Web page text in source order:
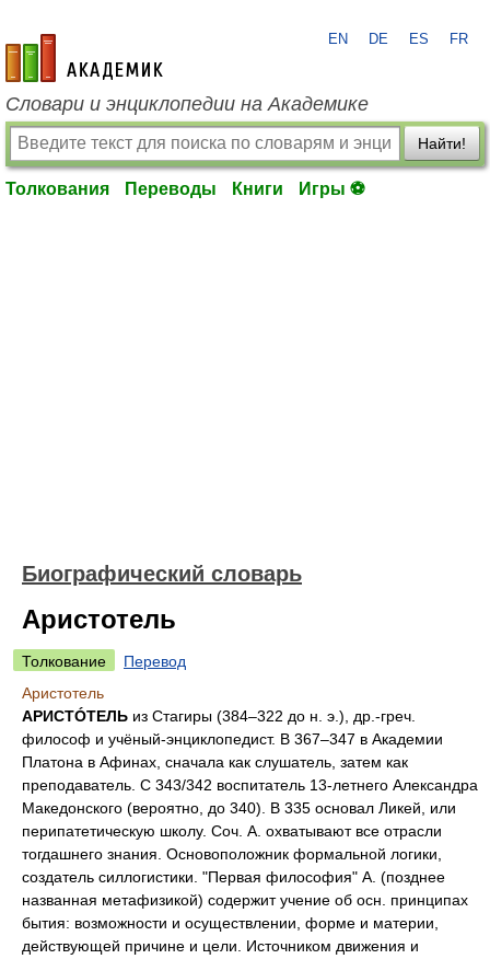
academic.ru
EN DE ES FR
Словари и энциклопедии на Академике
Найти!
Толкования Переводы Книги Игры ⚽
Биографический словарь
Аристотель
Толкование
Перевод
Аристотель
АРИСТÓТЕЛЬ из Стагиры (384–322 до н. э.), др.-греч.
философ и учёный-энциклопедист. В 367–347 в Академии
Платона в Афинах, сначала как слушатель, затем как
преподаватель. С 343/342 воспитатель 13-летнего Александра
Македонского (вероятно, до 340). В 335 основал Ликей, или
перипатетическую школу. Соч. А. охватывают все отрасли
тогдашнего знания. Основоположник формальной логики,
создатель силлогистики. "Первая философия" А. (позднее
названная метафизикой) содержит учение об осн. принципах
бытия: возможности и осуществлении, форме и материи,
действующей причине и цели. Источником движения и